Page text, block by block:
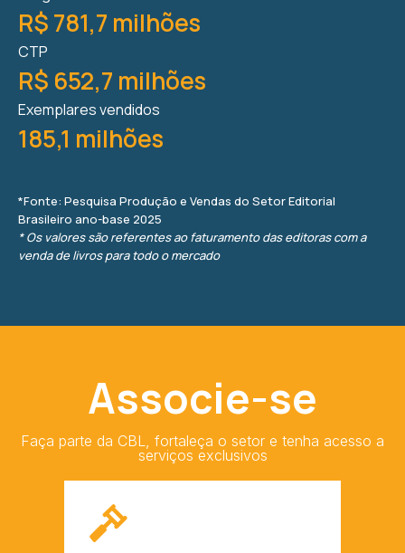
R$ 781,7 milhões
CTP
R$ 652,7 milhões
Exemplares vendidos
185,1 milhões
*Fonte: Pesquisa Produção e Vendas do Setor Editorial
Brasileiro ano-base 2025
* Os valores são referentes ao faturamento das editoras com a
venda de livros para todo o mercado
Associe-se
Faça parte da CBL, fortaleça o setor e tenha acesso a
serviços exclusivos